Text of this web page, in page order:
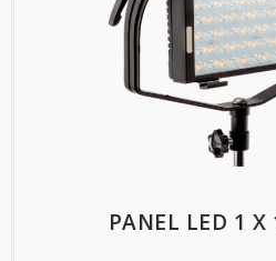
PANEL LED 1 X